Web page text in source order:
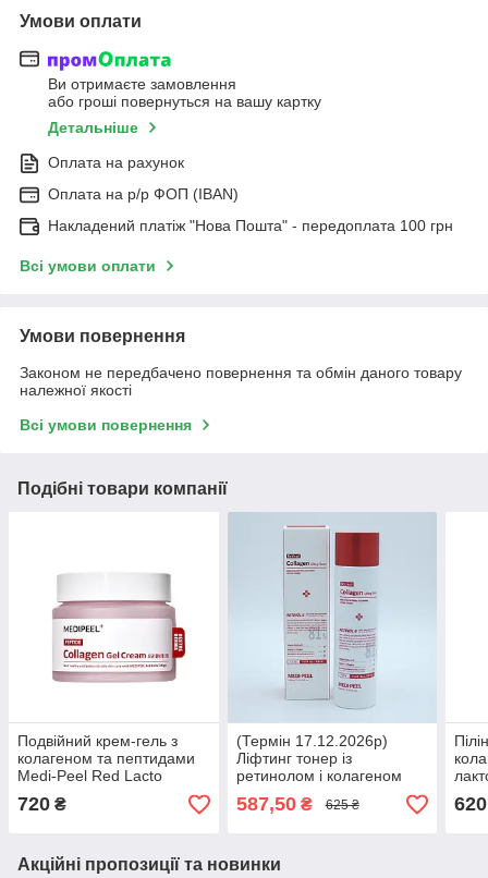
Умови оплати
Ви отримаєте замовлення
або гроші повернуться на вашу картку
Детальніше
Оплата на рахунок
Оплата на р/р ФОП (IBAN)
Накладений платіж "Нова Пошта" - передоплата 100 грн
Всі умови оплати
Умови повернення
Законом не передбачено повернення та обмін даного товару
належної якості
Всі умови повернення
Подібні товари компанії
Подвійний крем-гель з
колагеном та пептидами
Medi-Peel Red Lacto
Collagen Hydro Gel Cream
80 мл
720 ₴
(Термін 17.12.2026р)
Ліфтинг тонер із
ретинолом і колагеном
Medi-Peel Retinol Collagen
Lifting Toner 150 мл
587,50₴ 625 ₴ 620
Акційні пропозиції та новинки